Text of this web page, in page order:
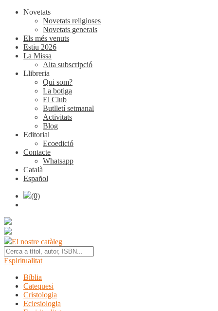
Novetats
Novetats religioses
Novetats generals
Els més venuts
Estiu 2026
La Missa
Alta subscripció
Llibreria
Qui som?
La botiga
El Club
Butlletí setmanal
Activitats
Blog
Editorial
Ecoedició
Contacte
Whatsapp
Català
Español
(0)
El nostre catàleg
Espiritualitat
Bíblia
Catequesi
Cristologia
Eclesiologia